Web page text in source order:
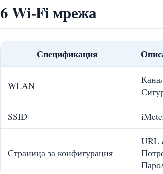
6 Wi-Fi мрежа
Спецификация
WLAN
SSID
Страница за конфигурация
URL